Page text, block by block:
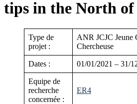
tips in the North of
Type de
projet :
ANR JCJC Jeune
Chercheuse
Dates : 01/01/2021 – 31/
Equipe de
recherche
concernée :
ER4